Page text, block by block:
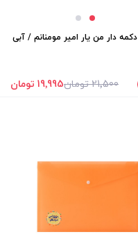
دار من یار امیر مومنانم / آبی
21٬500 تومان 19٬995 تومان